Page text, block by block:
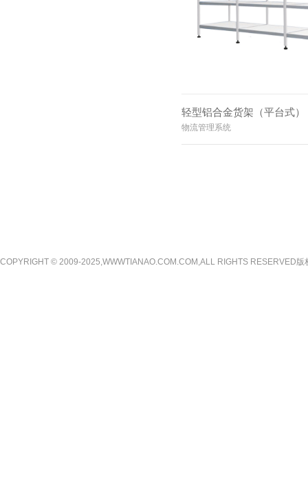
轻型铝合金货架（平台式）
物流管理系统
COPYRIGHT © 2009-2025,WWWTIANAO.COM.COM,ALL RIGHTS RESERVED